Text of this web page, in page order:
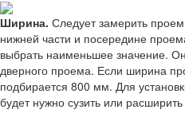
Ширина. Следует замерить
нижней части и посередине
выбрать наименьшее значение.
дверного проема. Если ширина
подбирается 800 мм. Для
будет нужно сузить или